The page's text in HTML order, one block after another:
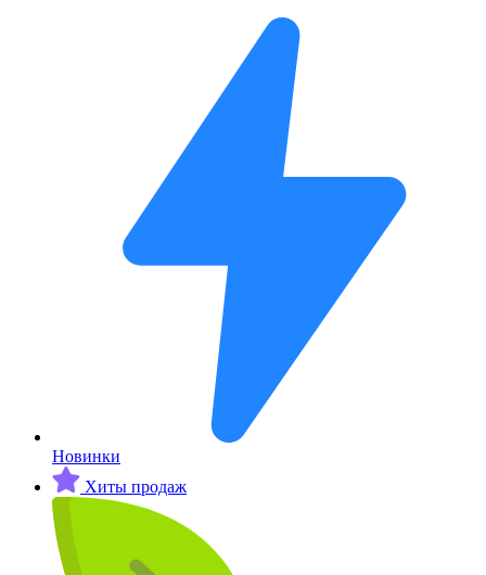
Новинки
Хиты продаж